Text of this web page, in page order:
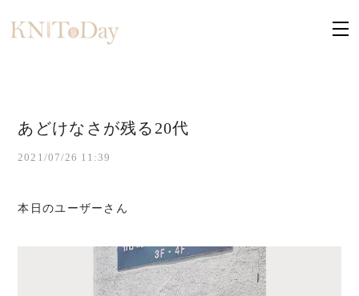
あどけなさが残る20代
2021/07/26 11:39
本日のユーザーさん